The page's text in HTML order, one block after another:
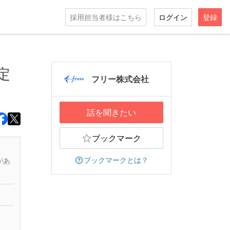
採用担当者様はこちら ログイン 登録
あ
フリー株式会社
話を聞きたい
ブックマーク
ブックマークとは？